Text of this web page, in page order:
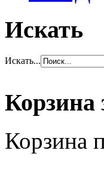
Искать
Искать...
Корзина
Корзина